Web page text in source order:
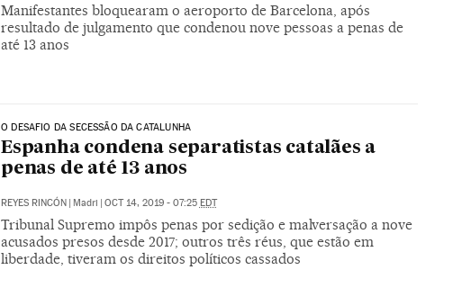
Manifestantes bloquearam o aeroporto de Barcelona, após
resultado de julgamento que condenou nove pessoas a penas de
até 13 anos
O DESAFIO DA SECESSÃO DA CATALUNHA
Espanha condena separatistas catalães a
penas de até 13 anos
REYES RINCÓN | Madri | OCT 14, 2019 - 07:25 EDT
Tribunal Supremo impôs penas por sedição e malversação a nove
acusados presos desde 2017; outros três réus, que estão em
liberdade, tiveram os direitos políticos cassados